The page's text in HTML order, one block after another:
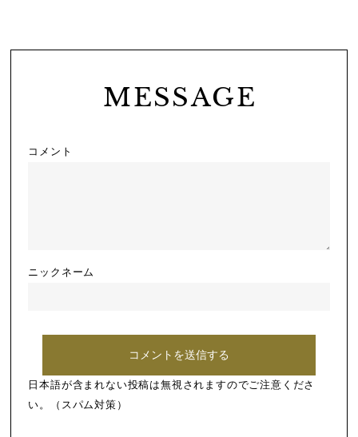
MESSAGE
コメント
ニックネーム
日本語が含まれない投稿は無視されますのでご注意くださ
い。（スパム対策）